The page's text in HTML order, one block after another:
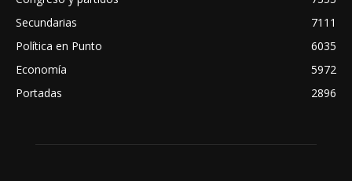
Secundarias
7111
Política en Punto
6035
Economía
5972
Portadas
2896